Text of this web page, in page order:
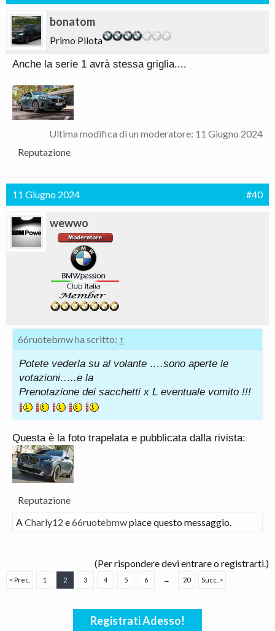
bonatom
Primo Pilota
Anche la serie 1 avrà stessa griglia....
Ultima modifica di un moderatore: 11 Giugno 2024
Reputazione
11 Giugno 2024 #40
wewwo
66ruotebmw ha scritto: ↑
Potete vederla su al volante ….sono aperte le
votazioni…..e la
Prenotazione dei sacchetti x L eventuale vomito !!!
Questa è la foto trapelata e pubblicata dalla rivista:
Reputazione
ACharly12 e66ruotebmwpiace questo messaggio.
(Per rispondere devi entrare o registrarti.)
< Prec. 1 2 3 4 5 6 → 20 Succ. >
Registrati Adesso!